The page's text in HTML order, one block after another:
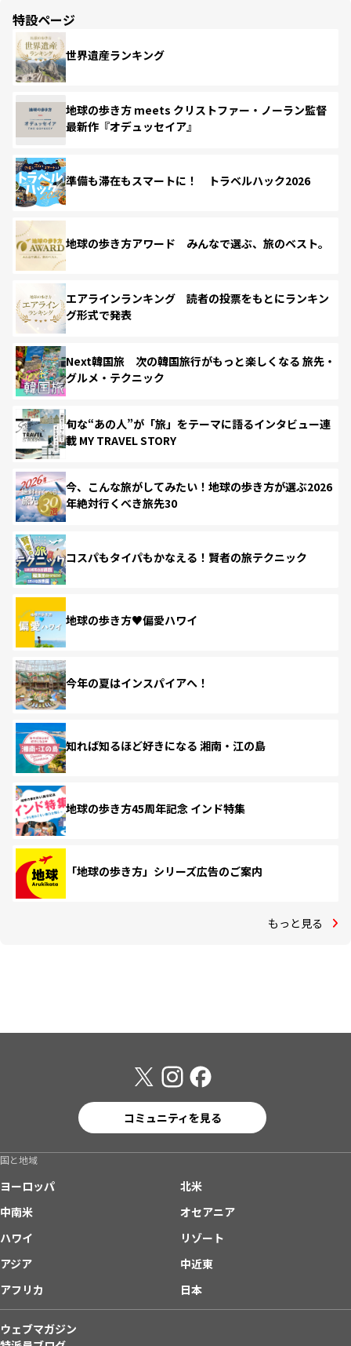
特設ページ
世界遺産ランキング
地球の歩き方 meets クリストファー・ノーラン監督
最新作『オデュッセイア』
準備も滞在もスマートに！ トラベルハック2026
地球の歩き方アワード みんなで選ぶ、旅のベスト。
エアラインランキング 読者の投票をもとにランキン
グ形式で発表
Next韓国旅 次の韓国旅行がもっと楽しくなる 旅先・
グルメ・テクニック
旬な“あの人”が「旅」をテーマに語るインタビュー連
載 MY TRAVEL STORY
今、こんな旅がしてみたい！地球の歩き方が選ぶ2026
年絶対行くべき旅先30
コスパもタイパもかなえる！賢者の旅テクニック
地球の歩き方♥偏愛ハワイ
今年の夏はインスパイアへ！
知れば知るほど好きになる 湘南・江の島
地球の歩き方45周年記念 インド特集
「地球の歩き方」シリーズ広告のご案内
もっと見る
コミュニティを見る
国と地域
ヨーロッパ
北米
中南米
オセアニア
ハワイ
リゾート
アジア
中近東
アフリカ
日本
ウェブマガジン